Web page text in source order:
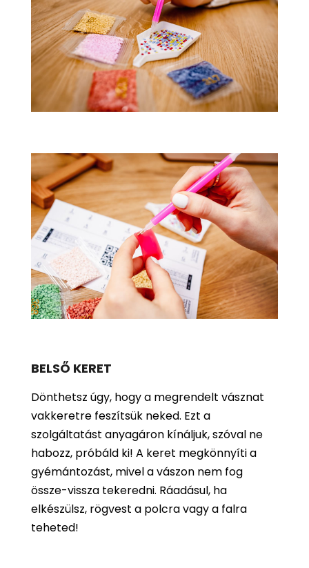
BELSŐ KERET
Dönthetsz úgy, hogy a megrendelt vásznat
vakkeretre feszítsük neked. Ezt a
szolgáltatást anyagáron kínáljuk, szóval ne
habozz, próbáld ki! A keret megkönnyíti a
gyémántozást, mivel a vászon nem fog
össze-vissza tekeredni. Ráadásul, ha
elkészülsz, rögvest a polcra vagy a falra
teheted!